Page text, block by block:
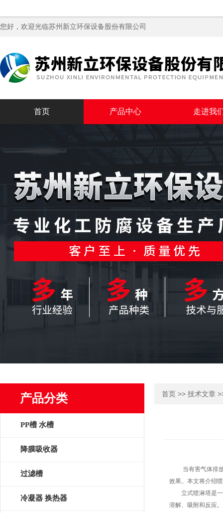
您好，欢迎光临苏州新立环保设备股份有限公司
首页 产品中心 走进我
产品分类
PP槽 水槽
降膜吸收器
过滤槽
冷凝器 换热器
首页 >> 技术文章
当有害气体排放
效果。本文将介绍
立式喷淋塔是一
溶解、吸附和反应